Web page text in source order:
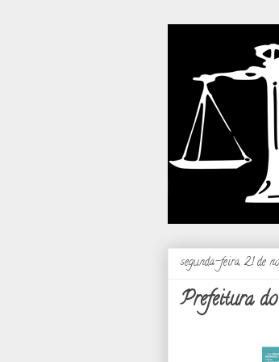
segunda-feira, 21 de
Prefeitura